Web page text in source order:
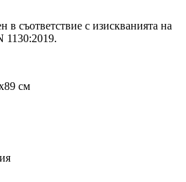
в съответствие с изискванията на
1130:2019.
см